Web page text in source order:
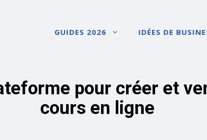
GUIDES 2026 IDÉES DE
pour créer et
cours en ligne